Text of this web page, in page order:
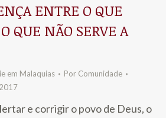
ENTRE O QUE
QUE NÃO SERVE A
em Malaquias Por Comunidade
e corrigir o povo de Deus, o